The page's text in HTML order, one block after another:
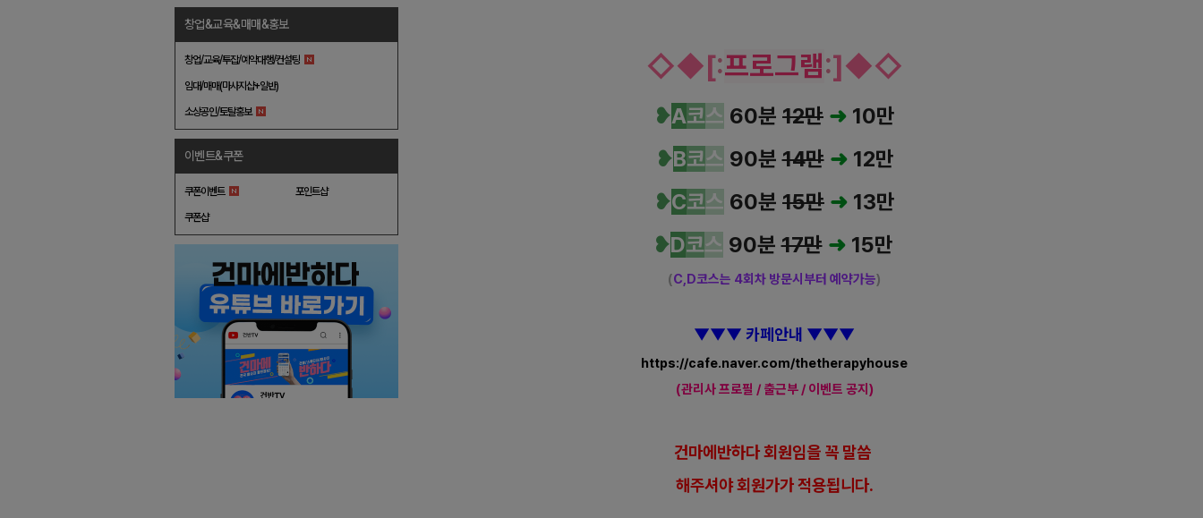
창업&교육&매매&홍보
창업/교육/투잡/예약대행/컨설팅
임대/매매(마사지샵+일반)
소상공인/토탈홍보
이벤트&쿠폰
쿠폰이벤트 포인트샵
쿠폰샵
◇◆[:프로그램:]◆◇
❥A코스 60분 12만 ➜ 10만
❥B코스 90분14만 ➜12만
❥C코스 60분 15만 ➜ 13만
❥D코스 90분17만 ➜15만
(C,D코스는 4회차 방문시부터 예약가능)
▼▼▼ 카페안내 ▼▼▼
https://cafe.naver.com/thetherapyhouse
(관리사 프로필 / 출근부 / 이벤트 공지)
건마에반하다 회원임을 꼭 말씀
해주셔야 회원가가 적용됩니다.